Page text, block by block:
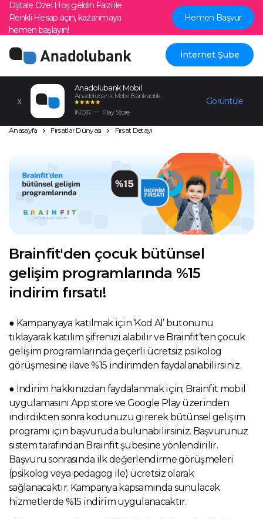
Dijitale Özel Hoş geldin Faizi ile
Renkli Hesap açın, kazanmaya
hemen başlayın!
Hemen Başvur
Anadolubank Mobil
Anadolubank Mobil Bankacılık
İNDİR
Play Store
Görüntüle
İnternet Şube
Anasayfa Fırsatlar Dünyası Fırsat Detayı
Brainfit'den çocuk bütünsel
gelişim programlarında %15
indirim fırsatı!
● Kampanyaya katılmak için ‘Kod Al’ butonunu
tıklayarak katılım şifrenizi alabilir ve Brainfit’ten çocuk
gelişim programlarında geçerli ücretsiz psikolog
görüşmesine ilave %15 indirimden faydalanabilirsiniz.
● İndirim hakkınızdan faydalanmak için; Brainfit mobil
uygulamasını App store ve Google Play üzerinden
indirdikten sonra kodunuzu girerek bütünsel gelişim
programı için başvuruda bulunabilirsiniz. Başvurunuz
sistem tarafından Brainfit şubesine yönlendirilir.
Başvuru sonrasında ilk değerlendirme görüşmeleri
(psikolog veya pedagog ile) ücretsiz olarak
sağlanacaktır. Kampanya kapsamında sunulacak
hizmetlerde %15 indirim uygulanacaktır.